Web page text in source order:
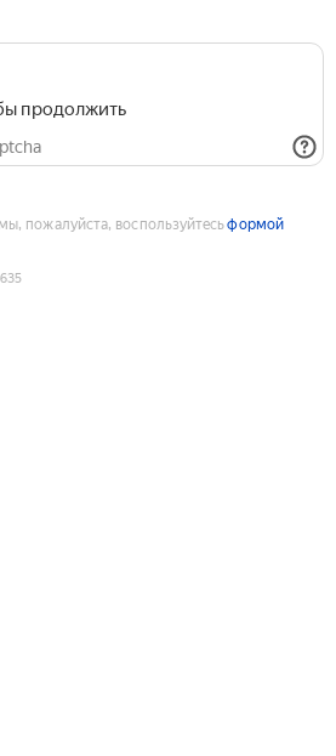
продолжить
пожалуйста, воспользуйтесьформой